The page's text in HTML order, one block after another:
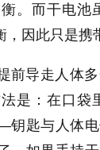
。而干电
因此只是携
前导走人体
是：在口
匙与人体